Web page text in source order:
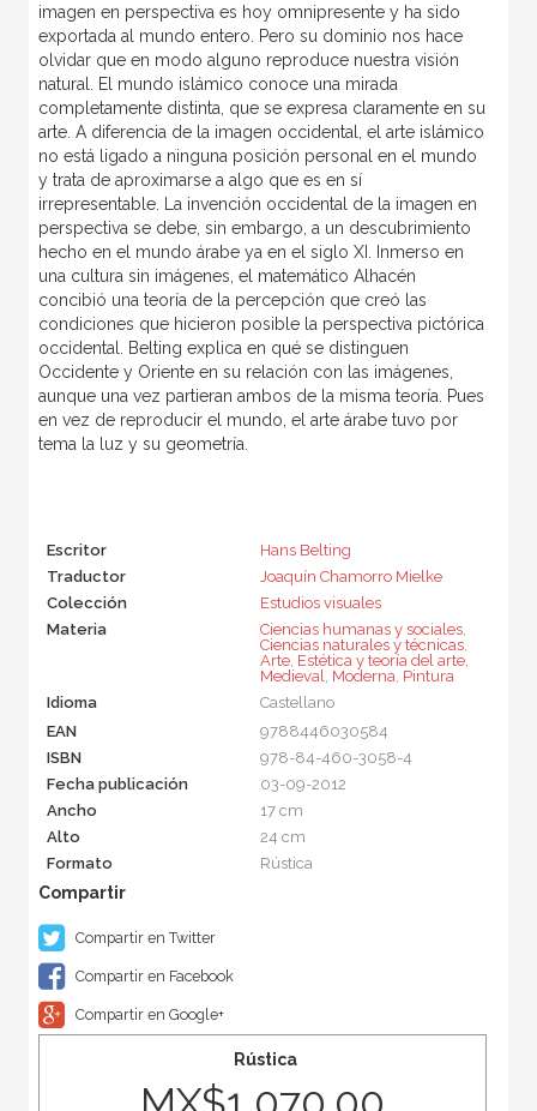
imagen en perspectiva es hoy omnipresente y ha sido
exportada al mundo entero. Pero su dominio nos hace
olvidar que en modo alguno reproduce nuestra visión
natural. El mundo islámico conoce una mirada
completamente distinta, que se expresa claramente en su
arte. A diferencia de la imagen occidental, el arte islámico
no está ligado a ninguna posición personal en el mundo
y trata de aproximarse a algo que es en sí
irrepresentable. La invención occidental de la imagen en
perspectiva se debe, sin embargo, a un descubrimiento
hecho en el mundo árabe ya en el siglo XI. Inmerso en
una cultura sin imágenes, el matemático Alhacén
concibió una teoría de la percepción que creó las
condiciones que hicieron posible la perspectiva pictórica
occidental. Belting explica en qué se distinguen
Occidente y Oriente en su relación con las imágenes,
aunque una vez partieran ambos de la misma teoría. Pues
en vez de reproducir el mundo, el arte árabe tuvo por
tema la luz y su geometría.
Escritor
Hans Belting
Traductor
Joaquín Chamorro Mielke
Colección
Estudios visuales
Materia
Ciencias humanas y sociales,
Ciencias naturales y técnicas,
Arte, Estética y teoría del arte,
Medieval, Moderna, Pintura
Idioma
Castellano
EAN
9788446030584
ISBN
978-84-460-3058-4
Fecha publicación
03-09-2012
Ancho
17 cm
Alto
24 cm
Formato
Rústica
Compartir en Twitter
Compartir en Facebook
Compartir en Google+
Rústica